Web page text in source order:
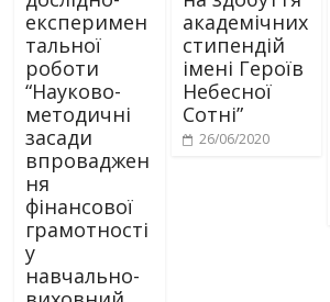
експеримен
тальної
роботи
“Науково-
методичні
засади
впроваджен
ня
фінансової
грамотності
у
навчально-
академічних
стипендій
імені Героїв
Небесної
Сотні”
26/06/2020